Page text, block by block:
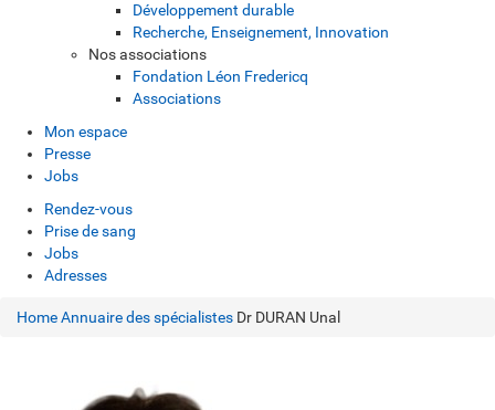
Développement durable
Recherche, Enseignement, Innovation
Nos associations
Fondation Léon Fredericq
Associations
Mon espace
Presse
Jobs
Rendez-vous
Prise de sang
Jobs
Adresses
HomeAnnuaire des spécialistes Dr DURAN Unal